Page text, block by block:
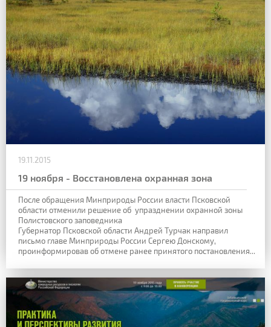
19.11.2015
19 ноября - Восстановлена охранная зона
После обращения Минприроды России власти Псковской
области отменили решение об упразднении охранной зоны
Полистовского заповедника
Губернатор Псковской области Андрей Турчак направил
письмо главе Минприроды России Сергею Донскому,
проинформировав об отмене ранее принятого постановления...